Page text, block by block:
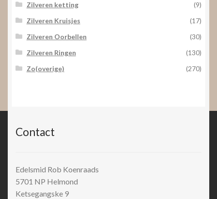
Zilveren ketting
(9)
Zilveren Kruisjes
(17)
Zilveren Oorbellen
(30)
Zilveren Ringen
(130)
Zo(overige)
(270)
Contact
Edelsmid Rob Koenraads
5701 NP Helmond
Ketsegangske 9